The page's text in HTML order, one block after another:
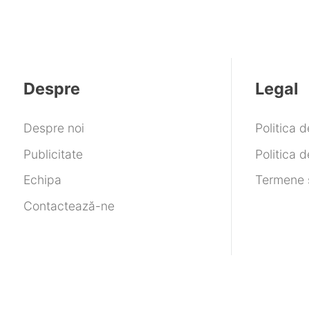
Despre
Despre noi
Publicitate
Echipa
Contactează-ne
Legal
Politica
Politica
Termene